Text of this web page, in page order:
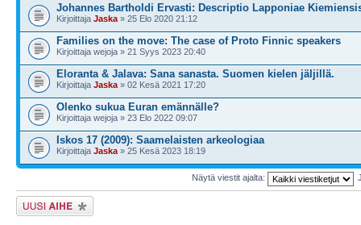
Johannes Bartholdi Ervasti: Descriptio Lapponiae
Kirjoittaja Jaska » 25 Elo 2020 21:12
Families on the move: The case of Proto Finnic speakers
Kirjoittaja wejoja » 21 Syys 2023 20:40
Eloranta & Jalava: Sana sanasta. Suomen kielen jäljillä.
Kirjoittaja Jaska » 02 Kesä 2021 17:20
Olenko sukua Euran emännälle?
Kirjoittaja wejoja » 23 Elo 2022 09:07
Iskos 17 (2009): Saamelaisten arkeologiaa
Kirjoittaja Jaska » 25 Kesä 2023 18:19
Näytä viestit ajalta:
Lähetä uusi viesti